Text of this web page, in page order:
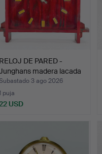
RELOJ DE PARED -
madera lacada
3 ago 2026
puja
USD